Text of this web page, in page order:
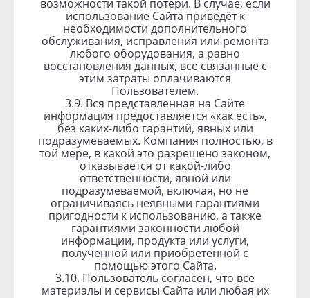
возможности такой потери. В случае, если
использование Сайта приведёт к
необходимости дополнительного
обслуживания, исправления или ремонта
любого оборудования, а равно
восстановления данных, все связанные с
этим затраты оплачиваются
Пользователем.
3.9. Вся представленная на Сайте
информация предоставляется «как есть»,
без каких-либо гарантий, явных или
подразумеваемых. Компания полностью, в
той мере, в какой это разрешено законом,
отказывается от какой-либо
ответственности, явной или
подразумеваемой, включая, но не
ограничиваясь неявными гарантиями
пригодности к использованию, а также
гарантиями законности любой
информации, продукта или услуги,
полученной или приобретенной с
помощью этого Сайта.
3.10. Пользователь согласен, что все
материалы и сервисы Сайта или любая их